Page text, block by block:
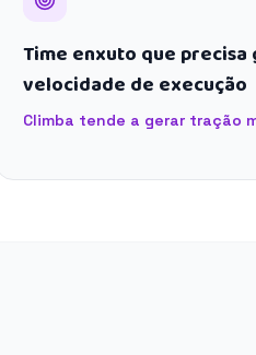
Time enxuto que precisa
velocidade de execução
Climba tende a gerar tração